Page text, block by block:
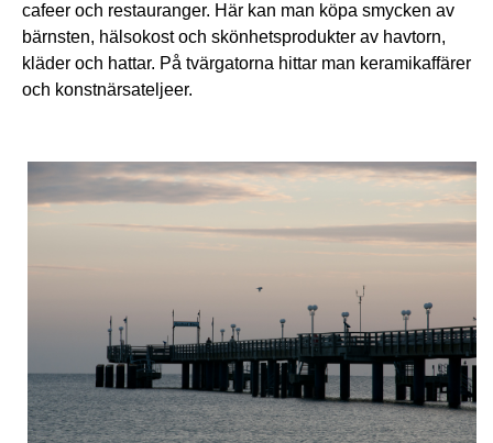
cafeer och restauranger. Här kan man köpa smycken av
bärnsten, hälsokost och skönhetsprodukter av havtorn,
kläder och hattar. På tvärgatorna hittar man keramikaffärer
och konstnärsateljeer.